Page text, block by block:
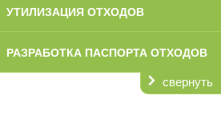
УТИЛИЗАЦИЯ ОТХОДОВ
РАЗРАБОТКА ПАСПОРТА ОТХОДОВ
свернуть